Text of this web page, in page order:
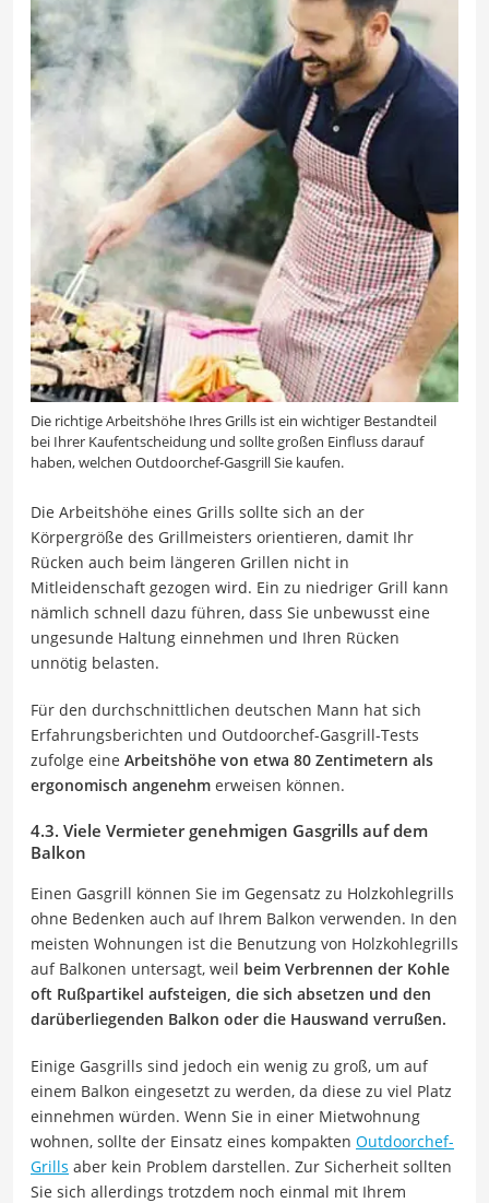
Die richtige Arbeitshöhe Ihres Grills ist ein wichtiger Bestandteil
bei Ihrer Kaufentscheidung und sollte großen Einfluss darauf
haben, welchen Outdoorchef-Gasgrill Sie kaufen.
Die Arbeitshöhe eines Grills sollte sich an der
Körpergröße des Grillmeisters orientieren, damit Ihr
Rücken auch beim längeren Grillen nicht in
Mitleidenschaft gezogen wird. Ein zu niedriger Grill kann
nämlich schnell dazu führen, dass Sie unbewusst eine
ungesunde Haltung einnehmen und Ihren Rücken
unnötig belasten.
Für den durchschnittlichen deutschen Mann hat sich
Erfahrungsberichten und Outdoorchef-Gasgrill-Tests
zufolge eine Arbeitshöhe von etwa 80 Zentimetern als
ergonomisch angenehm erweisen können.
4.3. Viele Vermieter genehmigen Gasgrills auf dem
Balkon
Einen Gasgrill können Sie im Gegensatz zu Holzkohlegrills
ohne Bedenken auch auf Ihrem Balkon verwenden. In den
meisten Wohnungen ist die Benutzung von Holzkohlegrills
auf Balkonen untersagt, weil beim Verbrennen der Kohle
oft Rußpartikel aufsteigen, die sich absetzen und den
darüberliegenden Balkon oder die Hauswand verrußen.
Einige Gasgrills sind jedoch ein wenig zu groß, um auf
einem Balkon eingesetzt zu werden, da diese zu viel Platz
einnehmen würden. Wenn Sie in einer Mietwohnung
wohnen, sollte der Einsatz eines kompakten Outdoorchef-
Grills aber kein Problem darstellen. Zur Sicherheit sollten
Sie sich allerdings trotzdem noch einmal mit Ihrem